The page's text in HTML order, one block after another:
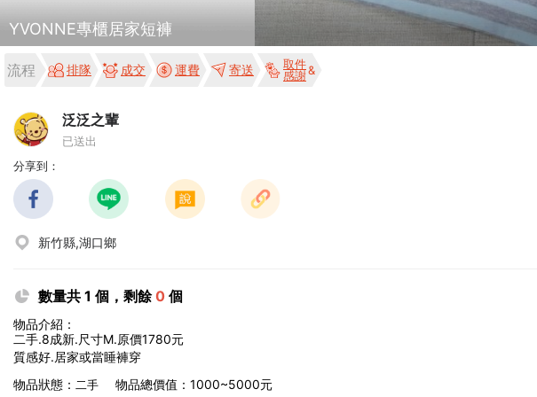
YVONNE專櫃居家短褲
流程 排隊 成交 運費 寄送
取件
感謝
泛泛之輩
已送出
分享到：
新竹縣,湖口鄉
數量共 1 個，剩餘0 個
物品介紹：
二手.8成新.尺寸M.原價1780元
質感好.居家或當睡褲穿
物品狀態： 二手 物品總價值：1000~5000元